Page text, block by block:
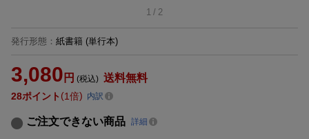
1 / 2
発行形態 ： 紙書籍 (単行本)
3,080 円 (税込) 送料無料
28ポイント 1倍 内訳
ご注文できない商品 詳細